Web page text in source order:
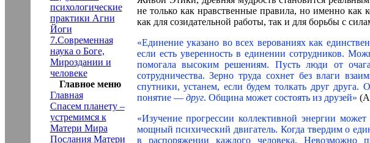
психологические
практики Агни
Йоги
7.Современная
наука о Боге,
Мироздании и
человеке
Главное меню
Главная
Спасем планету –
устремимся к
Матери Мира
Послания Матери
не только как нравственные правила, но именно
как для созидательной работы, так и для борьбы с
«Единение указано во всех верованиях как
если есть уверенность в единении сотрудников.
помогала высоким решениям. Пусть люди от
сотрудничества. Зерно труда сохнет без влаги
спутники, устанем, если будем толкать друг друга.
понятие — друг. Община может состоять из друзей»
«Изучение прогрессии коллективной энергии
мощный психический двигатель. Когда твердим о
в распоряжении каждого человека. Невозможно